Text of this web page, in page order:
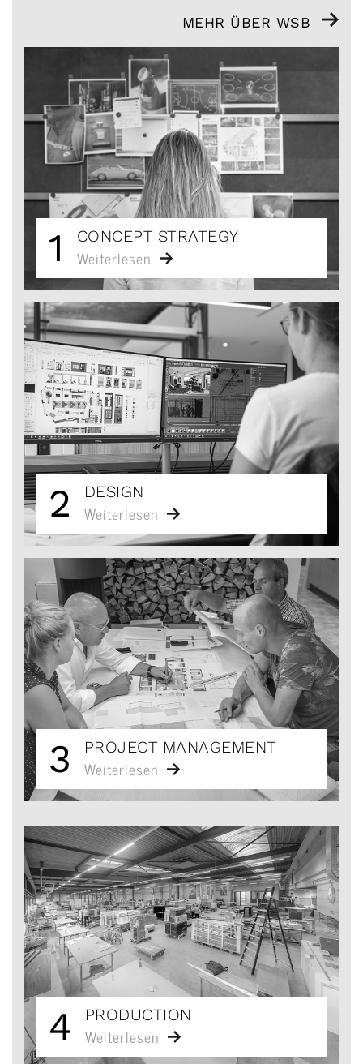
MEHR ÜBER WSB
1 CONCEPT STRATEGY
Weiterlesen
2 DESIGN
Weiterlesen
3 PROJECT MANAGEMENT
Weiterlesen
4 PRODUCTION
Weiterlesen